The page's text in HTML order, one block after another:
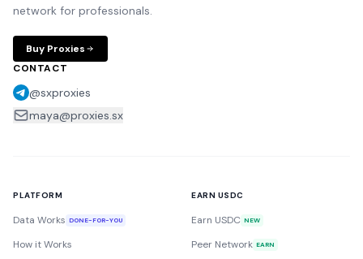
network for professionals.
Buy Proxies
CONTACT
@sxproxies
maya@proxies.sx
PLATFORM
Data Works DONE-FOR-YOU
How it Works
EARN USDC
Earn USDC NEW
Peer Network EARN